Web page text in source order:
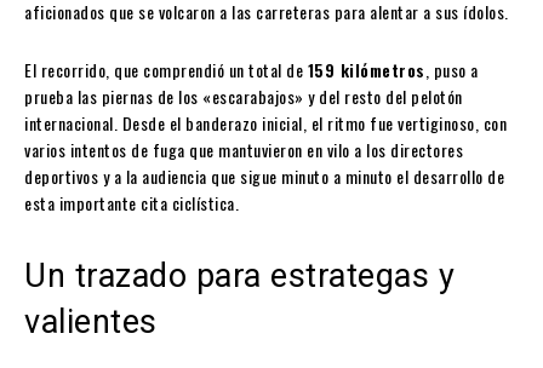
aficionados que se volcaron a las carreteras para alentar a sus ídolos.
El recorrido, que comprendió un total de159 kilómetros , puso a
prueba las piernas de los «escarabajos» y del resto del pelotón
internacional. Desde el banderazo inicial, el ritmo fue vertiginoso, con
varios intentos de fuga que mantuvieron en vilo a los directores
deportivos y a la audiencia que sigue minuto a minuto el desarrollo de
esta importante cita ciclística.
Un trazado para estrategas y
valientes